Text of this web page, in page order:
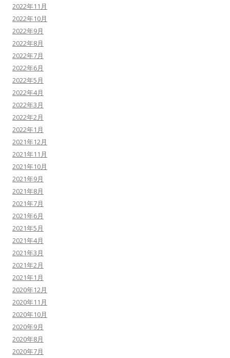
2022年11月
2022年10月
2022年9月
2022年8月
2022年7月
2022年6月
2022年5月
2022年4月
2022年3月
2022年2月
2022年1月
2021年12月
2021年11月
2021年10月
2021年9月
2021年8月
2021年7月
2021年6月
2021年5月
2021年4月
2021年3月
2021年2月
2021年1月
2020年12月
2020年11月
2020年10月
2020年9月
2020年8月
2020年7月